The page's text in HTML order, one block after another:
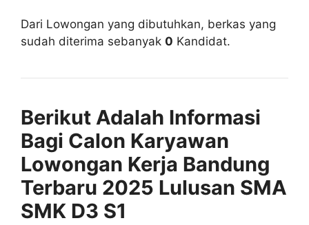
Dari Lowongan yang dibutuhkan, berkas yang
sudah diterima sebanyak 0 Kandidat.
Berikut Adalah Informasi
Bagi Calon Karyawan
Lowongan Kerja Bandung
Terbaru 2025 Lulusan SMA
SMK D3 S1